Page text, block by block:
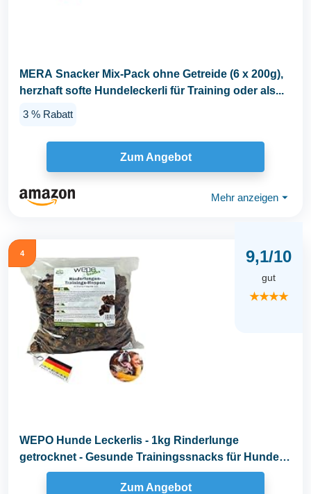
MERA Snacker Mix-Pack ohne Getreide (6 x 200g),
herzhaft softe Hundeleckerli für Training oder als...
3 % Rabatt
Zum Angebot
Mehr anzeigen ⏷
4 9,1/10
gut
★★★★
WEPO Hunde Leckerlis - 1kg Rinderlunge
getrocknet - Gesunde Trainingssnacks für Hunde -
Dog Treats...
Zum Angebot